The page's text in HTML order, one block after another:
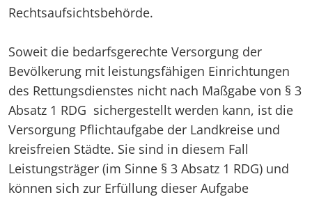
Rechtsaufsichtsbehörde.
Soweit die bedarfsgerechte Versorgung der
Bevölkerung mit leistungsfähigen Einrichtungen
des Rettungsdienstes nicht nach Maßgabe von § 3
Absatz 1 RDG sichergestellt werden kann, ist die
Versorgung Pflichtaufgabe der Landkreise und
kreisfreien Städte. Sie sind in diesem Fall
Leistungsträger (im Sinne § 3 Absatz 1 RDG) und
können sich zur Erfüllung dieser Aufgabe